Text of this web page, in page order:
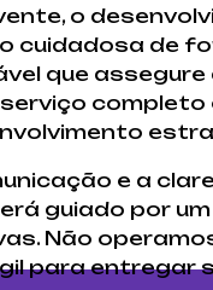
o
cuidadosa de
que
completo
e a
guiado por
Não
para entregar